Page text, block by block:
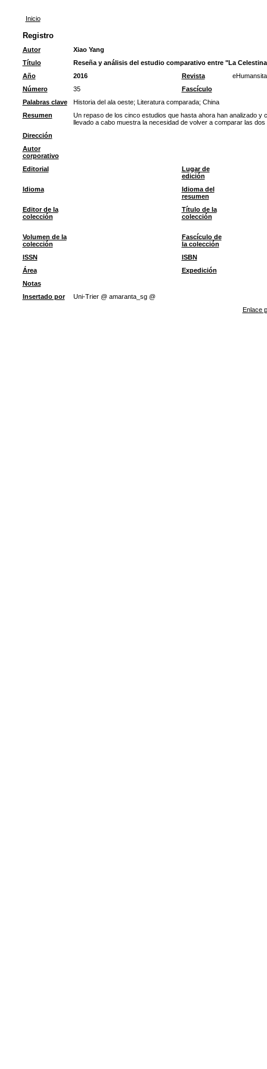
Inicio
Registro
Autor
Xiao Yang
Título
Reseña y análisis del estudio comparativo entre "La
Año
2016 Revista
eHumansita
Número
35
Fascículo
Palabras clave
Historia del ala oeste; Literatura comparada; China
Resumen
Un repaso de los cinco estudios que hasta ahora han analizado y
llevado a cabo muestra la necesidad de volver a comparar las
Dirección
Autor
corporativo
Editorial
Lugar de
edición
Idioma
Idioma del
resumen
Editor de la
colección
Título de la
colección
Volumen de la
colección
Fascículo de
la colección
ISSN
ISBN
Área
Expedición
Notas
Insertado por
Uni-Trier @ amaranta_sg @
Enlace